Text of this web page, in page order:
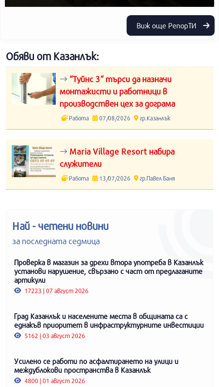
Виж още РепорТИ
Обяви от Казанлък:
“Туйнс 3“ търси да назначи
монтажисти и работници в
производствен цех за дограма
Работа 07/08/2026 гр.Казанлък
Maria Village Resort набира
служители
Работа 13/07/2026 гр.Павел Баня
Най - четени новини
за последната седмица
Проверка в магазин за дрехи втора употреба в Казанлък
установи нарушение, свързано с част от предлаганите
артикули
17223 | 07 август 2026
Град Казанлък и населените места в общината са с
еднакъв приоритет в инфраструктурните инвестиции
5162 | 03 август 2026
Усилено се работи по асфалтирането на улици и
междублокови пространства в Казанлък
4800 | 01 август 2026